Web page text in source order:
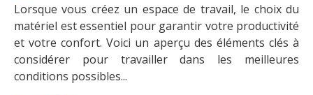
Lorsque vous créez un espace de travail, le choix du
matériel est essentiel pour garantir votre productivité
et votre confort. Voici un aperçu des éléments clés à
considérer pour travailler dans les meilleures
conditions possibles...